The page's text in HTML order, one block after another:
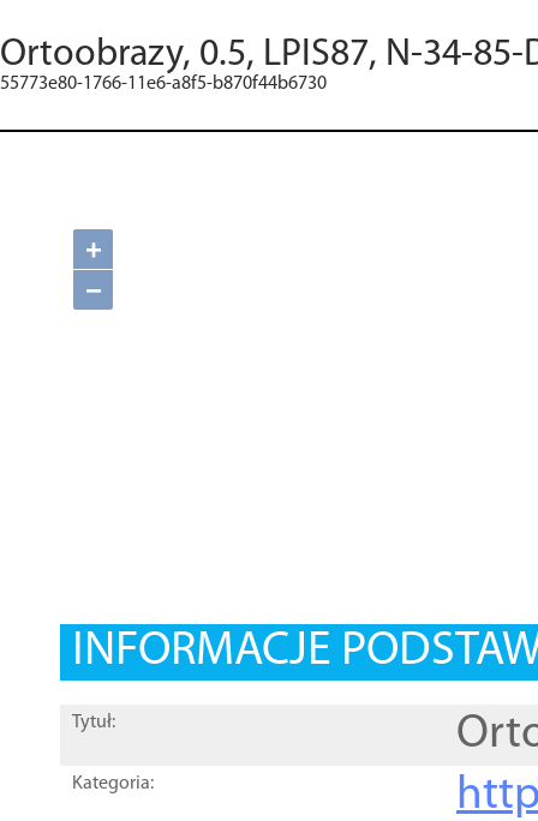
Ortoobrazy, 0.5, LPIS87, N-34-85-
55773e80-1766-11e6-a8f5-b870f44b6730
+
−
INFORMACJE
Tytuł:
Kategoria: